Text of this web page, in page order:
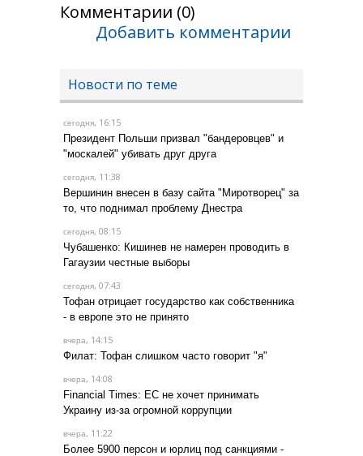
Комментарии (0)
Добавить комментарии
Новости по теме
сегодня, 16:15
Президент Польши призвал "бандеровцев" и
"москалей" убивать друг друга
сегодня, 11:38
Вершинин внесен в базу сайта "Миротворец" за
то, что поднимал проблему Днестра
сегодня, 08:15
Чубашенко: Кишинев не намерен проводить в
Гагаузии честные выборы
сегодня, 07:43
Тофан отрицает государство как собственника
- в европе это не принято
вчера, 14:15
Филат: Тофан слишком часто говорит "я"
вчера, 14:08
Financial Times: ЕС не хочет принимать
Украину из-за огромной коррупции
вчера, 11:22
Более 5900 персон и юрлиц под санкциями -